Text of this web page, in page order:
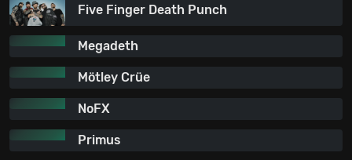
Five Finger Death Punch
Megadeth
Mötley Crüe
NoFX
Primus